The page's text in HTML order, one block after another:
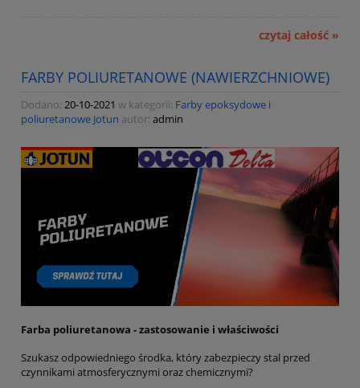
czytaj całość »
FARBY POLIURETANOWE (NAWIERZCHNIOWE)
Dodano: 20-10-2021 w kategorii: Farby epoksydowe i
poliuretanowe Jotun autor: admin
Farba poliuretanowa - zastosowanie i właściwości
Szukasz odpowiedniego środka, który zabezpieczy stal przed
czynnikami atmosferycznymi oraz chemicznymi?